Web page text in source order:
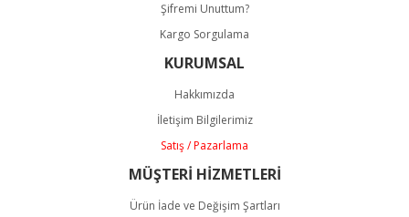
Görüş ve önerileriniz için teşekkür ederiz.
Ürün resmi kalitesiz, bozuk veya görüntülenemiyor.
Ürün açıklamasında eksik bilgiler bulunuyor.
Ürün bilgilerinde hatalar bulunuyor.
Ürün fiyatı diğer sitelerden daha pahalı.
Bu ürüne benzer farklı alternatifler olmalı.
Şifremi Unuttum?
Kargo Sorgulama
KURUMSAL
Hakkımızda
İletişim Bilgilerimiz
Satış / Pazarlama
MÜŞTERİ HİZMETLERİ
Ürün İade ve Değişim Şartları